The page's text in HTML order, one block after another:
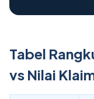
Tabel
vs Nilai